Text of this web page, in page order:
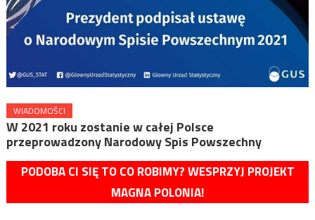
WIADOMOŚCI
W 2021 roku zostanie w całej Polsce
przeprowadzony Narodowy Spis Powszechny
PODOBA CI SIĘ TO CO ROBIMY? WESPRZYJ PROJEKT
MAGNA POLONIA!